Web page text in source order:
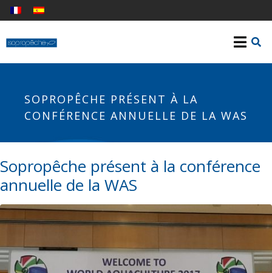
SOPROPÊCHE PRÉSENT À LA
CONFÉRENCE ANNUELLE DE LA WAS
Sopropêche présent à la conférence
annuelle de la WAS